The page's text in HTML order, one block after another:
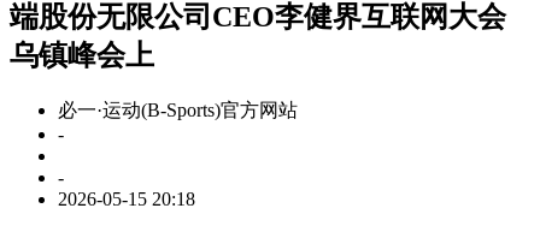
端股份无限公司CEO李健界互联网大会
乌镇峰会上
必一·运动(B-Sports)官方网站
-
-
2026-05-15 20:18